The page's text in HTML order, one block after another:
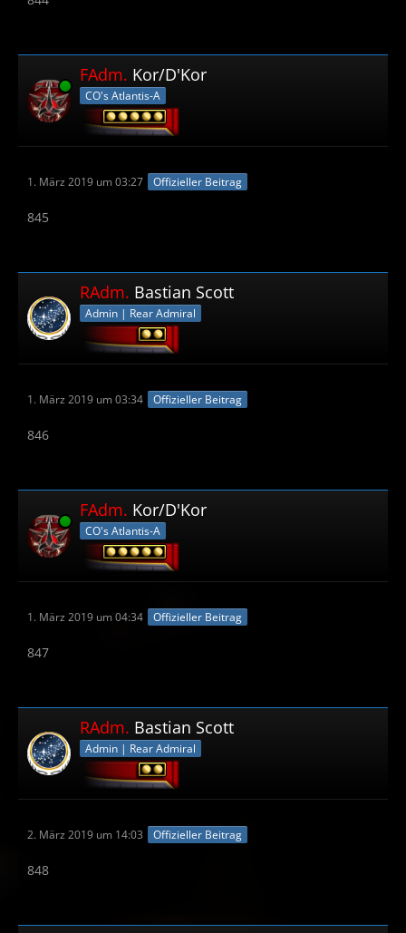
Online FAdm. Kor/D'Kor
CO's Atlantis-A
1. März 2019 um 03:27 Offizieller Beitrag
845
RAdm. Bastian Scott
Admin | Rear Admiral
1. März 2019 um 03:34 Offizieller Beitrag
846
Online FAdm. Kor/D'Kor
CO's Atlantis-A
1. März 2019 um 04:34 Offizieller Beitrag
847
RAdm. Bastian Scott
Admin | Rear Admiral
2. März 2019 um 14:03 Offizieller Beitrag
848